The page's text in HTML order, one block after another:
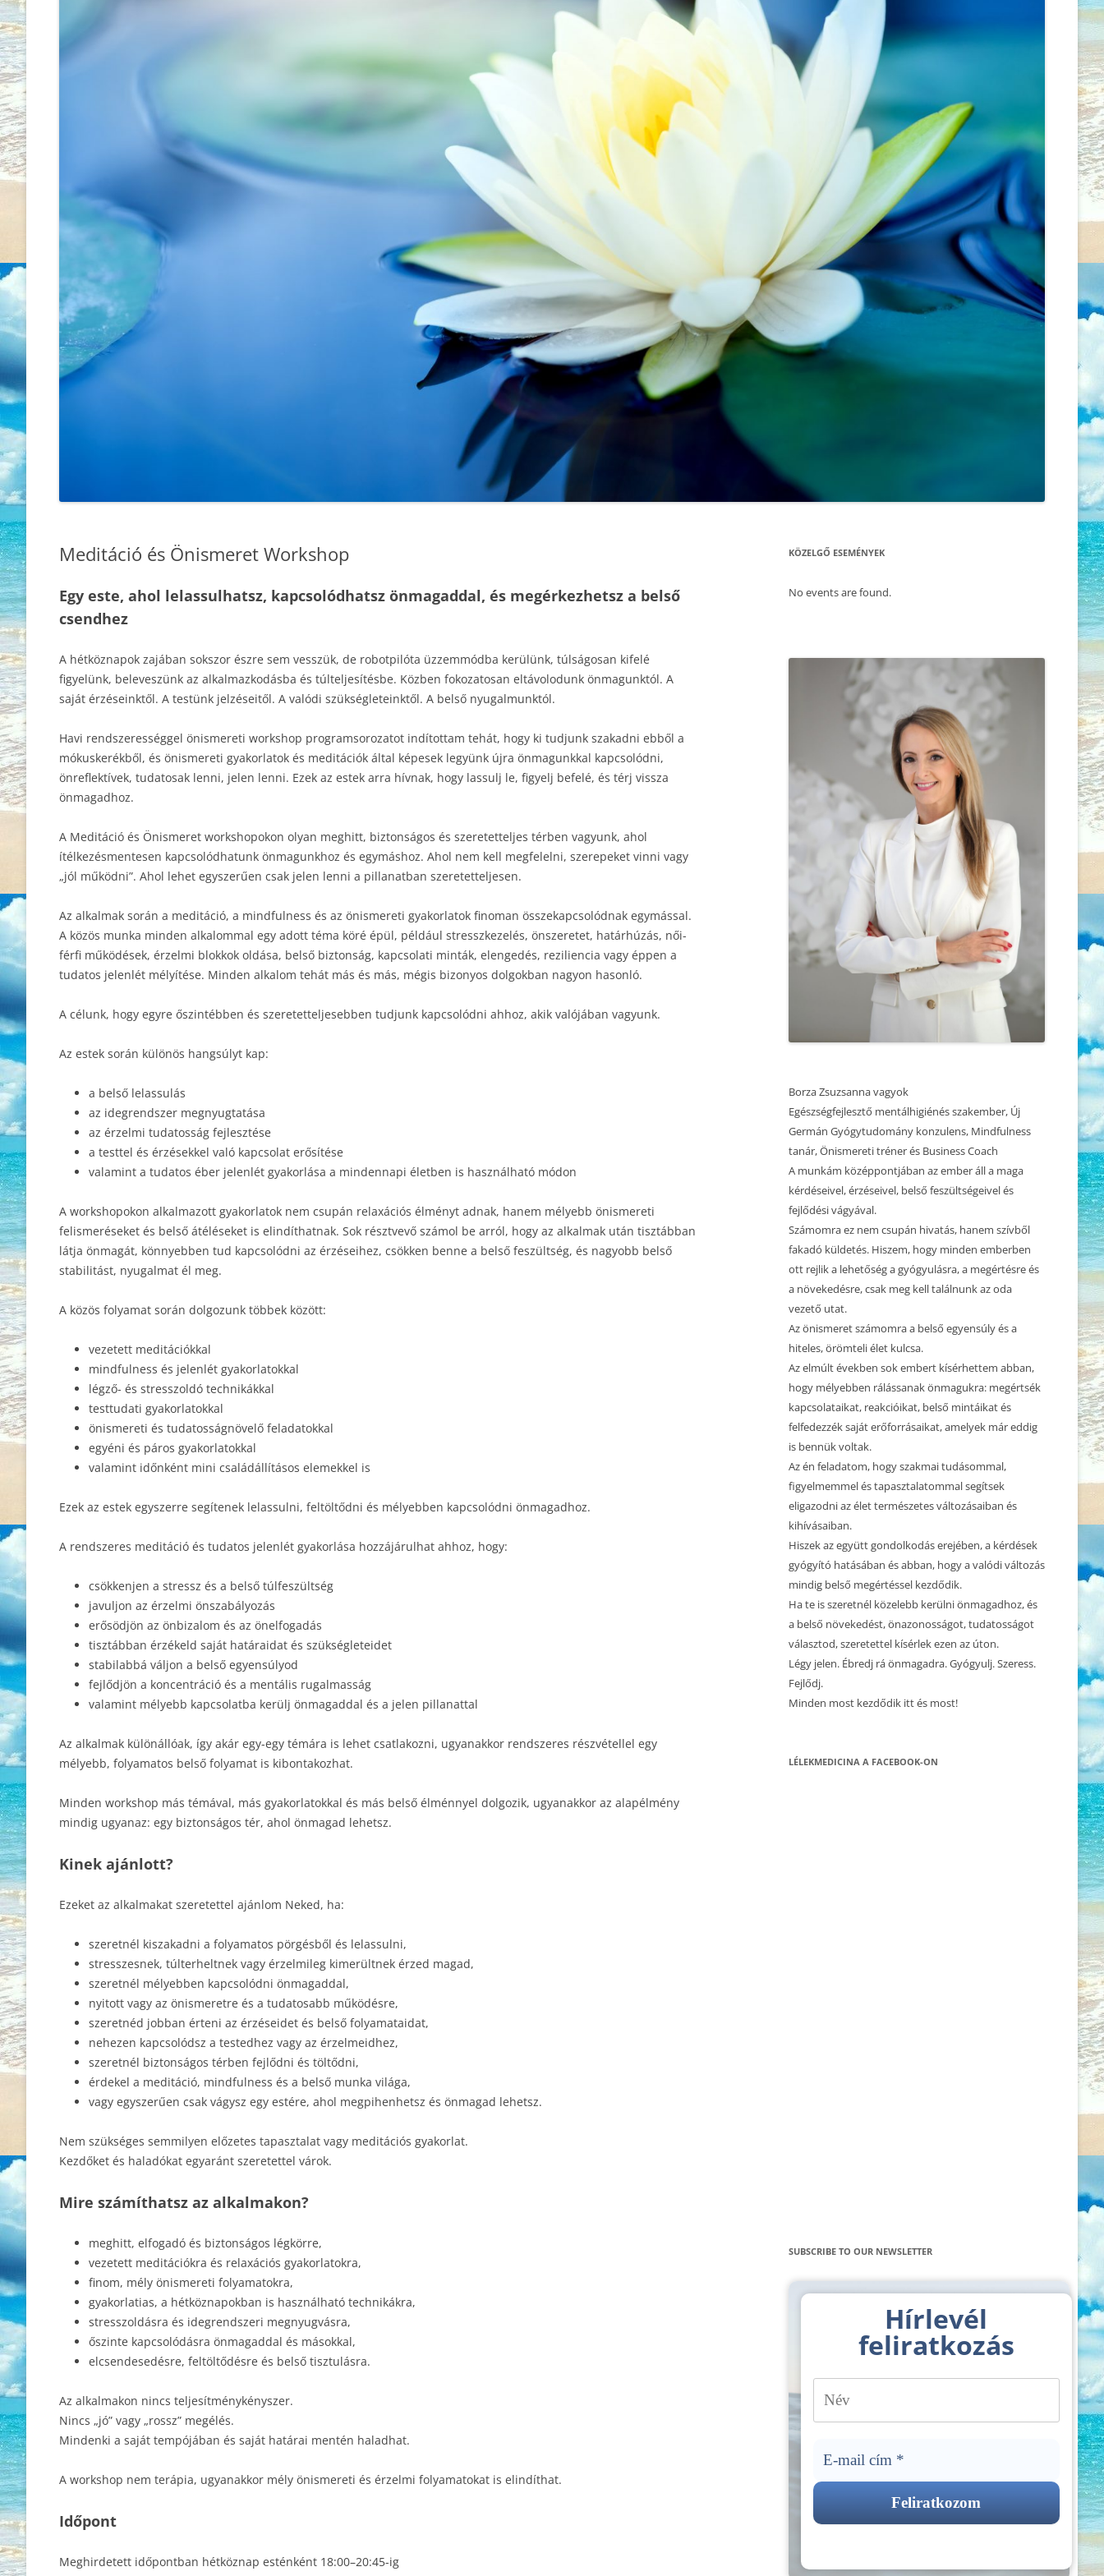
ENERGIAKEZELÉS – METAMORF
SZÜLETÉSTRÉNING
ÖNISMERETI TANFOLYAMOK
MENTÁLIS EGÉSZSÉGRE
GYAKOROLT HATÁSAI
AZ EGÉSZSÉG ÉS A BETEGSÉG
FOGALMAINAK ALAKULÁSA
PSZICHOSZOMATIKUS
ORVOSLÁSON ÁT AZ ÚJ GERMÁN
ÖNMAGUNKKAL ÉS MÁSOKKAL
VALÓ KAPCSOLTUNK ÚJ SZINTJEI
RENDBEN VAN, HA VALAMI
GONDOD VAN
TENGELYBEN MARADNI
MIT TEHETSZ, HOGY
SZERESSENEK?
MEGMAGYARÁZZA, AVAGY DR.
RUPERT SHELDRAKE
REINKARNÁCIÓ
AKI SZERETI ÖNMAGÁT
MINDEN PILLANAT EGY ÚJABB
MIÉRT AZ ÖNISMERETÜKKEL
FOGLALKOZÓ, EMPATIKUS ÉS
LEGMAGÁNYOSABBAK?
AMIKOR A HITRENDSZER
MEGROPPAN
SZERETSZ, VAGY RAGASZKODSZ?
MINDEN BIRKÁNAK KELL EGY
MINDEN ÚT AZ ELSŐ LÉPÉSSEL
KEZDŐDIK
BEMUTATKOZÁS
WORKSHOP
2026.01.18. CSALÁD –
LÉLEKÁLLÍTÁS
2026.01.13. MEDITÁCIÓ ÉS
ÖNISMERET – WORKSHOP –
SZÜLŐSÉG/GONDOSKODÁS
2025.12.14. CSALÁD – ÉS
LÉLEKÁLLÍTÁS
2025.12.13. ÉRZELMI GYÓGYULÁS –
ÖNISMERETI ÉS BLOKKOLDÓ NAP
ÖNISMERET – WORKSHOP
2025.11.22. CSALÁD – ÉS
2025.10.01. MEDITÁCIÓ ÉS
ÖNISMERET – WORKSHOP
2025.06.05. REZILENCIA ÉS
ÉRZELMI STABILITÁS – ÖNISMERETI
WOEKSHOP – TRUST SUMMIT
KONFERENCIA
2025.04.25. MEDITÁCIÓ ÉS
ÖNISMERET – WORKSHOP
2025.04.27. CSALÁDÁLLÍTÁS
2025.04.12. CSALÁDÁLLÍTÁS
2025.03.14. MEDITÁCIÓ ÉS
ÖNISMERET – WORKSHOP
2025.02.22. CSALÁDÁLLÍTÁS
2025.01.25. CSALÁDÁLLÍTÁS
2024.11.25. MEDITÁCIÓ ÉS
ÖNISMERET – WORKSHOP
2024.11.04. MEDITÁCIÓ ÉS
2024.10.21. MEDITÁCIÓ ÉS
ÖNISMERET – WORKSHOP
2024.09.16. MEDITÁCIÓ ÉS
ÖNISMERET – WORKSHOP
BETELT! 2023.12.30. ÉVZÁRÓ
CSALÁDÁLLÍTÁS 2.
2023.12.10. CSALÁDÁLLÍTÁS
2023.12.02. CSALÁDÁLLÍTÁS
2023.10.23. CSALÁDÁLLÍTÁS
2023.05.21. CSALÁDÁLLÍTÁS
2023.05.01. CSALÁDÁLLÍTÁS
Meditáció és Önismeret Workshop
Egy este, ahol lelassulhatsz, kapcsolódhatsz önmagaddal, és megérkezhetsz a belső
csendhez
A hétköznapok zajában sokszor észre sem vesszük, de robotpilóta üzzemmódba kerülünk, túlságosan kifelé
figyelünk, beleveszünk az alkalmazkodásba és túlteljesítésbe. Közben fokozatosan eltávolodunk önmagunktól. A
saját érzéseinktől. A testünk jelzéseitől. A valódi szükségleteinktől. A belső nyugalmunktól.
Havi rendszerességgel önismereti workshop programsorozatot indítottam tehát, hogy ki tudjunk szakadni ebből a
mókuskerékből, és önismereti gyakorlatok és meditációk által képesek legyünk újra önmagunkkal kapcsolódni,
önreflektívek, tudatosak lenni, jelen lenni. Ezek az estek arra hívnak, hogy lassulj le, figyelj befelé, és térj vissza
önmagadhoz.
A Meditáció és Önismeret workshopokon olyan meghitt, biztonságos és szeretetteljes térben vagyunk, ahol
ítélkezésmentesen kapcsolódhatunk önmagunkhoz és egymáshoz. Ahol nem kell megfelelni, szerepeket vinni vagy
„jól működni”. Ahol lehet egyszerűen csak jelen lenni a pillanatban szeretetteljesen.
Az alkalmak során a meditáció, a mindfulness és az önismereti gyakorlatok finoman összekapcsolódnak egymással.
A közös munka minden alkalommal egy adott téma köré épül, például stresszkezelés, önszeretet, határhúzás, női-
férfi működések, érzelmi blokkok oldása, belső biztonság, kapcsolati minták, elengedés, reziliencia vagy éppen a
tudatos jelenlét mélyítése. Minden alkalom tehát más és más, mégis bizonyos dolgokban nagyon hasonló.
A célunk, hogy egyre őszintébben és szeretetteljesebben tudjunk kapcsolódni ahhoz, akik valójában vagyunk.
Az estek során különös hangsúlyt kap:
a belső lelassulás
az idegrendszer megnyugtatása
az érzelmi tudatosság fejlesztése
a testtel és érzésekkel való kapcsolat erősítése
valamint a tudatos éber jelenlét gyakorlása a mindennapi életben is használható módon
A workshopokon alkalmazott gyakorlatok nem csupán relaxációs élményt adnak, hanem mélyebb önismereti
felismeréseket és belső átéléseket is elindíthatnak. Sok résztvevő számol be arról, hogy az alkalmak után tisztábban
látja önmagát, könnyebben tud kapcsolódni az érzéseihez, csökken benne a belső feszültség, és nagyobb belső
stabilitást, nyugalmat él meg.
A közös folyamat során dolgozunk többek között:
vezetett meditációkkal
mindfulness és jelenlét gyakorlatokkal
légző- és stresszoldó technikákkal
testtudati gyakorlatokkal
önismereti és tudatosságnövelő feladatokkal
egyéni és páros gyakorlatokkal
valamint időnként mini családállításos elemekkel is
Ezek az estek egyszerre segítenek lelassulni, feltöltődni és mélyebben kapcsolódni önmagadhoz.
A rendszeres meditáció és tudatos jelenlét gyakorlása hozzájárulhat ahhoz, hogy:
csökkenjen a stressz és a belső túlfeszültség
javuljon az érzelmi önszabályozás
erősödjön az önbizalom és az önelfogadás
tisztábban érzékeld saját határaidat és szükségleteidet
stabilabbá váljon a belső egyensúlyod
fejlődjön a koncentráció és a mentális rugalmasság
valamint mélyebb kapcsolatba kerülj önmagaddal és a jelen pillanattal
Az alkalmak különállóak, így akár egy-egy témára is lehet csatlakozni, ugyanakkor rendszeres részvétellel egy
mélyebb, folyamatos belső folyamat is kibontakozhat.
Minden workshop más témával, más gyakorlatokkal és más belső élménnyel dolgozik, ugyanakkor az alapélmény
mindig ugyanaz: egy biztonságos tér, ahol önmagad lehetsz.
Kinek ajánlott?
Ezeket az alkalmakat szeretettel ajánlom Neked, ha:
szeretnél kiszakadni a folyamatos pörgésből és lelassulni,
stresszesnek, túlterheltnek vagy érzelmileg kimerültnek érzed magad,
szeretnél mélyebben kapcsolódni önmagaddal,
nyitott vagy az önismeretre és a tudatosabb működésre,
szeretnéd jobban érteni az érzéseidet és belső folyamataidat,
nehezen kapcsolódsz a testedhez vagy az érzelmeidhez,
szeretnél biztonságos térben fejlődni és töltődni,
érdekel a meditáció, mindfulness és a belső munka világa,
vagy egyszerűen csak vágysz egy estére, ahol megpihenhetsz és önmagad lehetsz.
Nem szükséges semmilyen előzetes tapasztalat vagy meditációs gyakorlat.
Kezdőket és haladókat egyaránt szeretettel várok.
Mire számíthatsz az alkalmakon?
meghitt, elfogadó és biztonságos légkörre,
vezetett meditációkra és relaxációs gyakorlatokra,
finom, mély önismereti folyamatokra,
gyakorlatias, a hétköznapokban is használható technikákra,
stresszoldásra és idegrendszeri megnyugvásra,
őszinte kapcsolódásra önmagaddal és másokkal,
elcsendesedésre, feltöltődésre és belső tisztulásra.
Az alkalmakon nincs teljesítménykényszer.
Nincs „jó” vagy „rossz” megélés.
Mindenki a saját tempójában és saját határai mentén haladhat.
A workshop nem terápia, ugyanakkor mély önismereti és érzelmi folyamatokat is elindíthat.
Időpont
Meghirdetett időpontban hétköznap esténként 18:00–20:45-ig
KÖZELGŐ ESEMÉNYEK
No events are found.
Borza Zsuzsanna vagyok
Egészségfejlesztő mentálhigiénés szakember, Új
Germán Gyógytudomány konzulens, Mindfulness
tanár, Önismereti tréner és Business Coach
A munkám középpontjában az ember áll a maga
kérdéseivel, érzéseivel, belső feszültségeivel és
fejlődési vágyával.
Számomra ez nem csupán hivatás, hanem szívből
fakadó küldetés. Hiszem, hogy minden emberben
ott rejlik a lehetőség a gyógyulásra, a megértésre és
a növekedésre, csak meg kell találnunk az oda
vezető utat.
Az önismeret számomra a belső egyensúly és a
hiteles, örömteli élet kulcsa.
Az elmúlt években sok embert kísérhettem abban,
hogy mélyebben rálássanak önmagukra: megértsék
kapcsolataikat, reakcióikat, belső mintáikat és
felfedezzék saját erőforrásaikat, amelyek már eddig
is bennük voltak.
Az én feladatom, hogy szakmai tudásommal,
figyelmemmel és tapasztalatommal segítsek
eligazodni az élet természetes változásaiban és
kihívásaiban.
Hiszek az együtt gondolkodás erejében, a kérdések
gyógyító hatásában és abban, hogy a valódi változás
mindig belső megértéssel kezdődik.
Ha te is szeretnél közelebb kerülni önmagadhoz, és
a belső növekedést, önazonosságot, tudatosságot
választod, szeretettel kísérlek ezen az úton.
Légy jelen. Ébredj rá önmagadra. Gyógyulj. Szeress.
Fejlődj.
Minden most kezdődik itt és most!
LÉLEKMEDICINA A FACEBOOK-ON
SUBSCRIBE TO OUR NEWSLETTER
Hírlevél
feliratkozás